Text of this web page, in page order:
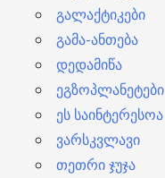
გალაქტიკები
გამა-ანთება
დედამიწა
ეგზოპლანეტები
ეს საინტერესოა
ვარსკვლავი
თეთრი ჯუჯა